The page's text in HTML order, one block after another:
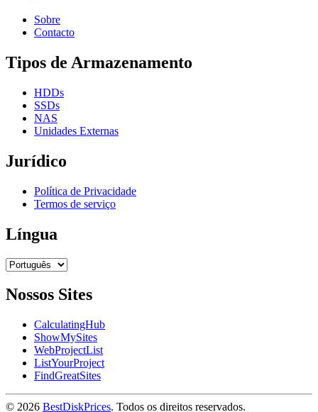
Sobre
Contacto
Tipos de Armazenamento
HDDs
SSDs
NAS
Unidades Externas
Jurídico
Política de Privacidade
Termos de serviço
Língua
Nossos Sites
CalculatingHub
ShowMySites
WebProjectList
ListYourProject
FindGreatSites
© 2026 BestDiskPrices. Todos os direitos reservados.